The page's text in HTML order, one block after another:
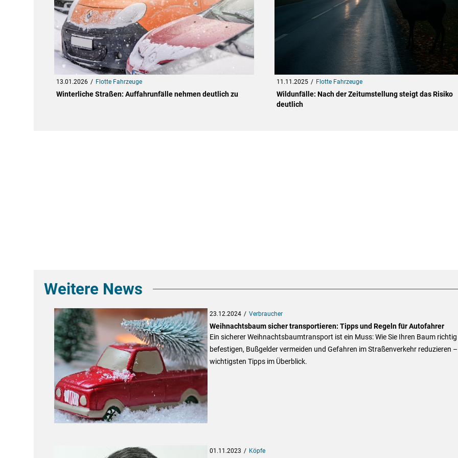
13.01.2026 Flotte Fahrzeuge
Winterliche Straßen: Auffahrunfälle nehmen deutlich zu
11.11.2025 Flotte Fahrzeuge
Wildunfälle: Nach der Zeitumstellung steigt das Risiko
deutlich
Weitere News
23.12.2024 Verbraucher
Weihnachtsbaum sicher transportieren: Tipps und Regeln für Autofahrer
Ein sicherer Weihnachtsbaumtransport ist ein Muss: Wie Sie Ihren Baum richtig
befestigen, Bußgelder vermeiden und Gefahren im Straßenverkehr reduzieren
wichtigsten Tipps im Überblick.
01.11.2023 Köpfe